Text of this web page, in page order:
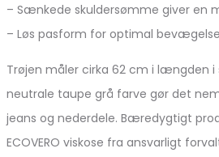
– Sænkede skuldersømme giver en
– Løs pasform for optimal
Trøjen måler cirka 62 cm i længden i
neutrale taupe grå farve gør det
jeans og nederdele. Bæredygtigt
ECOVERO viskose fra ansvarligt